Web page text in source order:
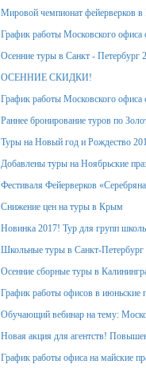
Мировой чемпионат фейерверков в
График работы Московского офиса
Осенние туры в Санкт - Петербург
ОСЕННИЕ СКИДКИ!
График работы Московского офиса
Раннее бронирование туров по
Туры на Новый год и Рождество
Добавлены туры на Ноябрьские
Фестиваля Фейерверков
Снижение цен на туры в Крым
Новинка 2017! Тур для групп
Школьные туры в Санкт-Петербург
Осенние сборные туры в
График работы офисов в июньские
Обучающий вебинар на тему:
Новая акция для агентств!
График работы офиса на майские